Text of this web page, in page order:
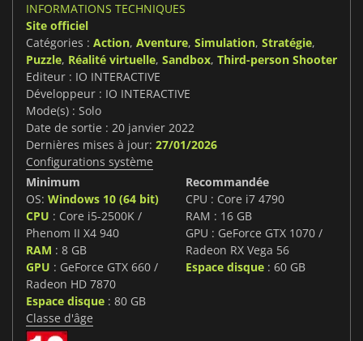
INFORMATIONS TECHNIQUES
Site officiel
Catégories : Action, Aventure, Simulation, Stratégie,
Puzzle, Réalité virtuelle, Sandbox, Third-person Shooter
Editeur : IO INTERACTIVE
Développeur : IO INTERACTIVE
Mode(s) : Solo
Date de sortie : 20 janvier 2022
Dernières mises à jour: 27/01/2026
Configurations système
Minimum
OS: Windows 10 (64 bit)
CPU : Core i5-2500K /
Phenom II X4 940
RAM : 8 GB
GPU : GeForce GTX 660 /
Radeon HD 7870
Espace disque : 80 GB
Recommandée
CPU : Core i7 4790
RAM : 16 GB
GPU : GeForce GTX 1070 /
Radeon RX Vega 56
Espace disque : 60 GB
Classe d'âge